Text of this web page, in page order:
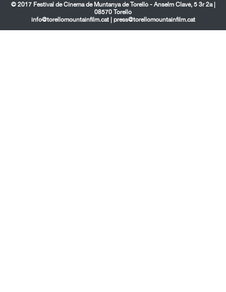
© 2017 Festival de Cinema de Muntanya de Torelló - Anselm Clavé, 5 3r 2a |
08570 Torelló
info@torellomountainfilm.cat | press@torellomountainfilm.cat